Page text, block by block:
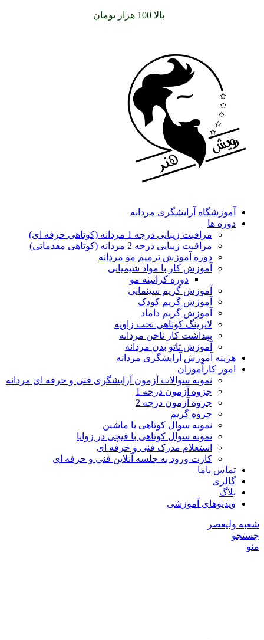
بالا 100 هزار تومان
آموزشگاه آرایشگری مردانه
دوره ها
مراقبت زیبایی درجه 1 مردانه (کوتاهی حرفه ای)
مراقبت زیبایی درجه 2 مردانه (کوتاهی مقدماتی)
دوره آموزش ترمیم مو مردانه
آموزش کار با مواد شیمیایی
دوره کراتینه مو
آموزش گریم سینمایی
آموزش گریم کودک
آموزش گریم داماد
لایرینگ کوتاهی تحت زاویه
بهداشت کار ناخن مردانه
آموزش تاتو بدن مردانه
هزینه آموزش آرایشگری مردانه
امور کارآموزان
نمونه سوالات آزمون آرایشگری فنی و حرفه ای مردانه
جزوه آزمون درجه 1
جزوه آزمون درجه 2
جزوه گریم
نمونه سوال کوتاهی با ماشین
نمونه سوال کوتاهی با قیچی در زوایا
استعلام مدرک فنی و حرفه ای
کارت ورود به جلسه آنلاین فنی و حرفه ای
تماس باما
گالری
بلاگ
ویدیوهای آموزشی
شعبه ولیعصر
جستجو
منو